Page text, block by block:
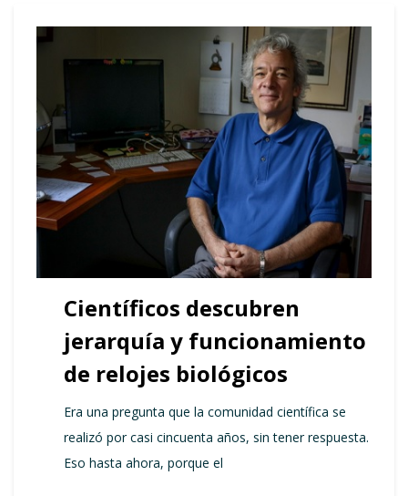
Científicos descubren
jerarquía y funcionamiento
de relojes biológicos
Era una pregunta que la comunidad científica se
realizó por casi cincuenta años, sin tener respuesta.
Eso hasta ahora, porque el